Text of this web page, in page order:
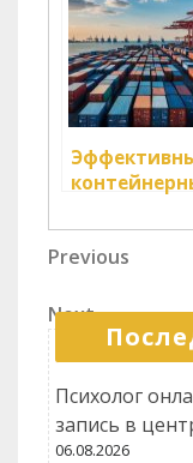
из Китая:
нужно знать
по
Previous
Previous
Next
Post
Next
Психолог
запись в
06.08.2026